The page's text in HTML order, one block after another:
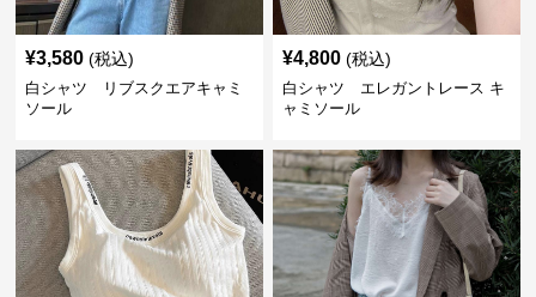
¥3,580 (税込)
白シャツ リブスクエアキャミ
ソール
¥4,800 (税込)
白シャツ エレガントレース キ
ャミソール